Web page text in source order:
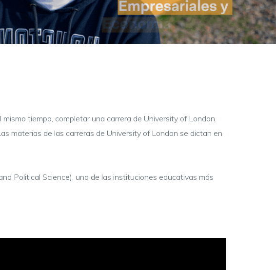
tiempo, completar una carrera de University of London.
materias de las carreras de University of London se dictan en
Political Science), una de las instituciones educativas más